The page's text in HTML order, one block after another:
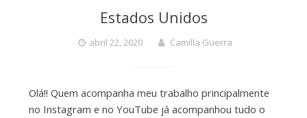
Estados Unidos
abril 22, 2020 Camilla Guerra
Olá!! Quem acompanha meu trabalho principalmente
no Instagram e no YouTube já acompanhou tudo o